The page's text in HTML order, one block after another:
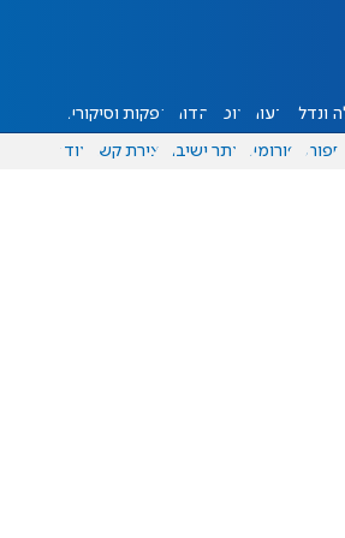
ונדל"ן דעות אוכל יהדות הפקות וסיקורים
ספורט פורומים אתר ישיבה יצירת קשר עוד